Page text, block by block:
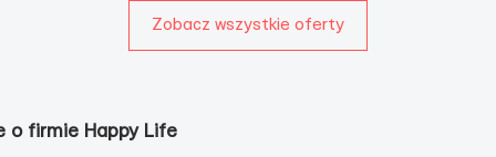
Zobacz wszystkie oferty
o firmie Happy Life